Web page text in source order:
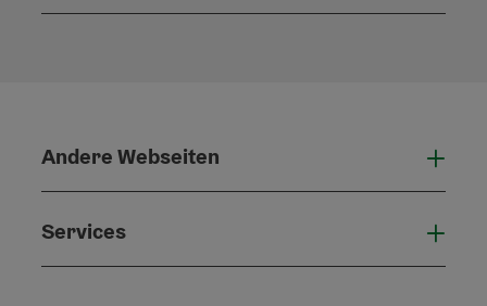
Andere Webseiten
Services